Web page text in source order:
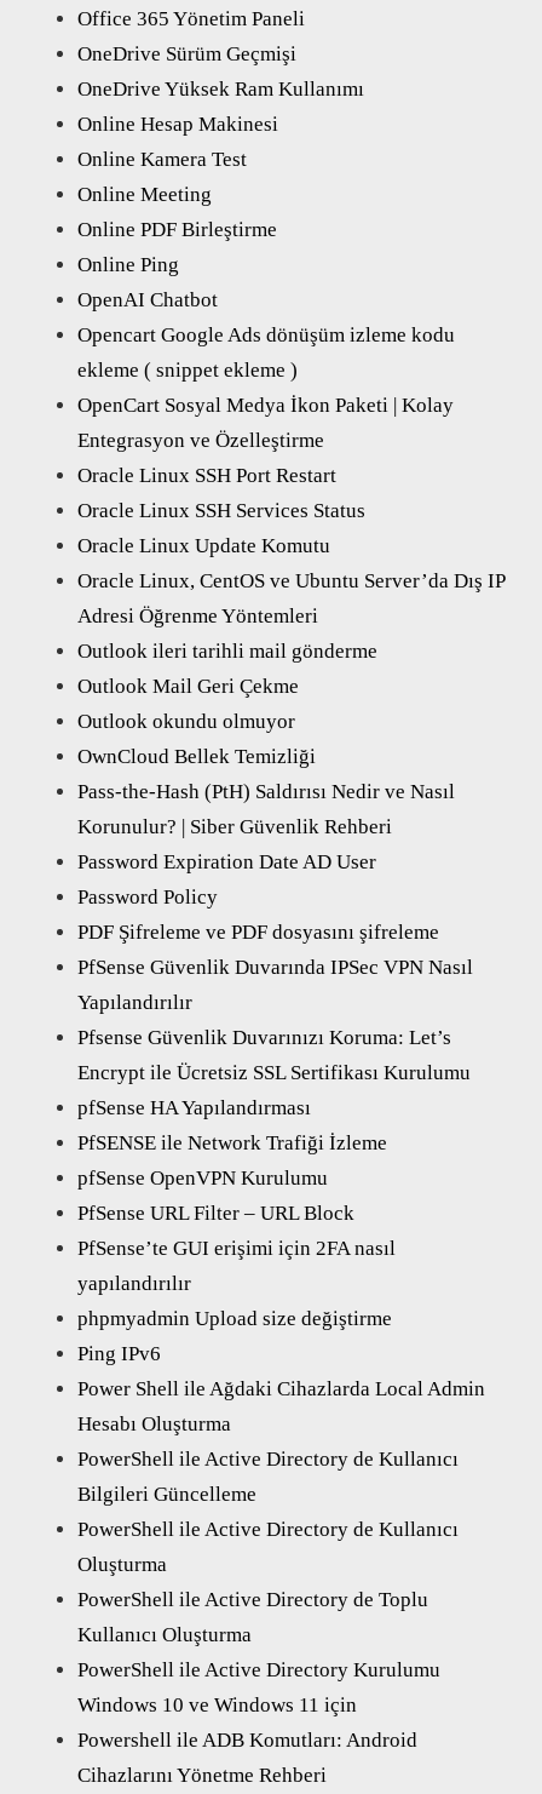
Office 365 Yönetim Paneli
OneDrive Sürüm Geçmişi
OneDrive Yüksek Ram Kullanımı
Online Hesap Makinesi
Online Kamera Test
Online Meeting
Online PDF Birleştirme
Online Ping
OpenAI Chatbot
Opencart Google Ads dönüşüm izleme kodu
ekleme ( snippet ekleme )
OpenCart Sosyal Medya İkon Paketi | Kolay
Entegrasyon ve Özelleştirme
Oracle Linux SSH Port Restart
Oracle Linux SSH Services Status
Oracle Linux Update Komutu
Oracle Linux, CentOS ve Ubuntu Server’da Dış IP
Adresi Öğrenme Yöntemleri
Outlook ileri tarihli mail gönderme
Outlook Mail Geri Çekme
Outlook okundu olmuyor
OwnCloud Bellek Temizliği
Pass-the-Hash (PtH) Saldırısı Nedir ve Nasıl
Korunulur? | Siber Güvenlik Rehberi
Password Expiration Date AD User
Password Policy
PDF Şifreleme ve PDF dosyasını şifreleme
PfSense Güvenlik Duvarında IPSec VPN Nasıl
Yapılandırılır
Pfsense Güvenlik Duvarınızı Koruma: Let’s
Encrypt ile Ücretsiz SSL Sertifikası Kurulumu
pfSense HA Yapılandırması
PfSENSE ile Network Trafiği İzleme
pfSense OpenVPN Kurulumu
PfSense URL Filter – URL Block
PfSense’te GUI erişimi için 2FA nasıl
yapılandırılır
phpmyadmin Upload size değiştirme
Ping IPv6
Power Shell ile Ağdaki Cihazlarda Local Admin
Hesabı Oluşturma
PowerShell ile Active Directory de Kullanıcı
Bilgileri Güncelleme
PowerShell ile Active Directory de Kullanıcı
Oluşturma
PowerShell ile Active Directory de Toplu
Kullanıcı Oluşturma
PowerShell ile Active Directory Kurulumu
Windows 10 ve Windows 11 için
Powershell ile ADB Komutları: Android
Cihazlarını Yönetme Rehberi